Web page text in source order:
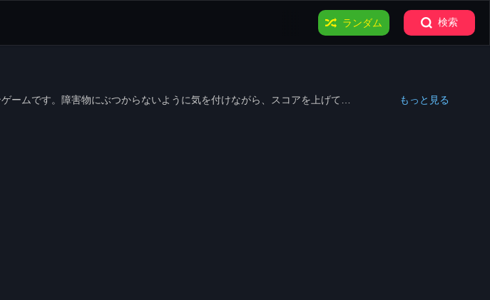
ランダム 検索
ムです。障害物にぶつからないように気を付けながら、スコアを上げてい
もっと見る